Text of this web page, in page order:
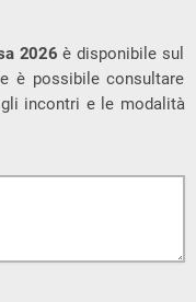
2026 è disponibile sul
è possibile consultare
incontri e le modalità